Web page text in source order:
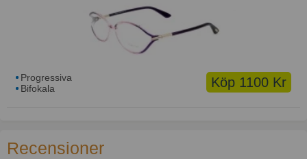
Köp 1100 Kr
Progressiva
Bifokala
Recensioner